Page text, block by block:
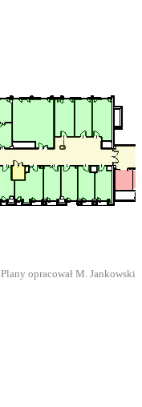
Plany opracował M. Jankowski